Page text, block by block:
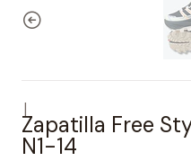
Zapatilla Free
N1-14